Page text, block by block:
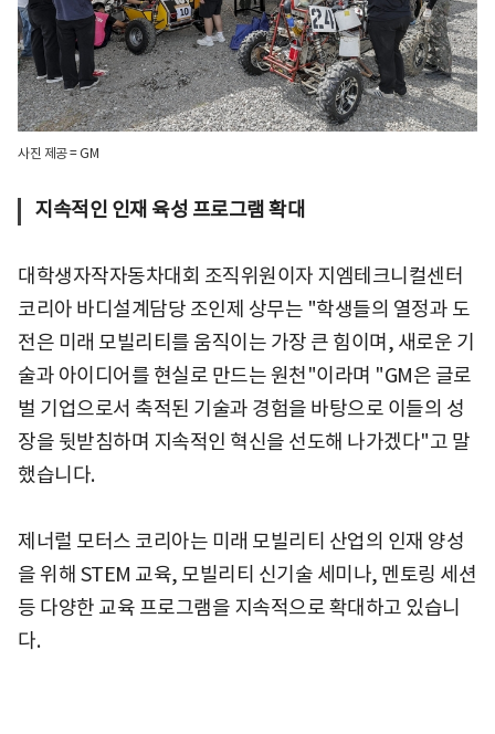
사진 제공 = GM
지속적인 인재 육성 프로그램 확대
대학생자작자동차대회 조직위원이자 지엠테크니컬센터
코리아 바디설계담당 조인제 상무는 "학생들의 열정과 도
전은 미래 모빌리티를 움직이는 가장 큰 힘이며, 새로운 기
술과 아이디어를 현실로 만드는 원천"이라며 "GM은 글로
벌 기업으로서 축적된 기술과 경험을 바탕으로 이들의 성
장을 뒷받침하며 지속적인 혁신을 선도해 나가겠다"고 말
했습니다.
제너럴 모터스 코리아는 미래 모빌리티 산업의 인재 양성
을 위해 STEM 교육, 모빌리티 신기술 세미나, 멘토링 세션
등 다양한 교육 프로그램을 지속적으로 확대하고 있습니
다.